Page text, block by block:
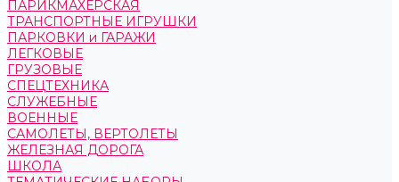
ПАРИКМАХЕРСКАЯ
ТРАНСПОРТНЫЕ ИГРУШКИ
ПАРКОВКИ и ГАРАЖИ
ЛЕГКОВЫЕ
ГРУЗОВЫЕ
СПЕЦТЕХНИКА
СЛУЖЕБНЫЕ
ВОЕННЫЕ
САМОЛЕТЫ, ВЕРТОЛЕТЫ
ЖЕЛЕЗНАЯ ДОРОГА
ШКОЛА